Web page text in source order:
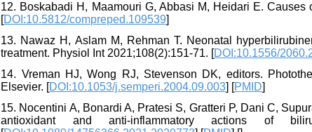
12. Boskabadi H, Maamouri G, Abbasi M, Heidari E.
[DOI:10.5812/compreped.109539]
13. Nawaz H, Aslam M, Rehman T. Neonatal
treatment. Physiol Int 2021;108(2):151-71. [DOI:10.1556/
14. Vreman HJ, Wong RJ, Stevenson DK, editors.
Elsevier. [DOI:10.1053/j.semperi.2004.09.003] [PMID]
15. Nocentini A, Bonardi A, Pratesi S, Gratteri P, Dani C,
antioxidant and anti-inflammatory actions of